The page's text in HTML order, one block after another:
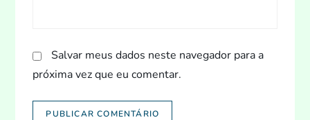
Salvar meus dados neste navegador para a
próxima vez que eu comentar.